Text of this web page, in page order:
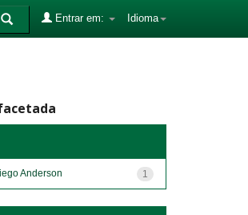
Idioma
Entrar em:
1
Anderson